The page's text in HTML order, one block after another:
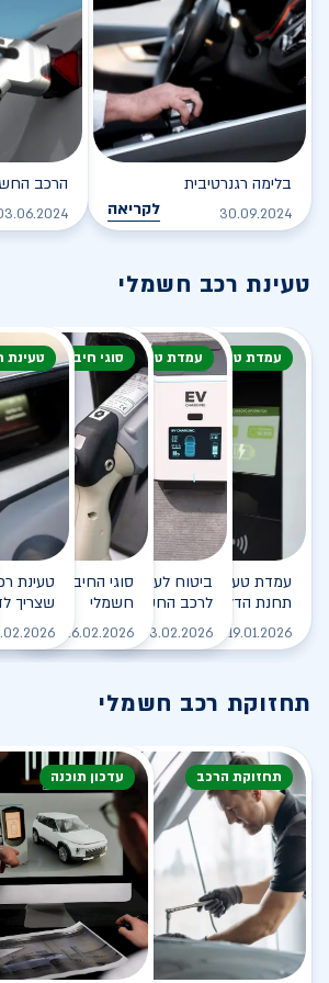
בלימה רגנרטיבית
30.09.2024 לקריאה
הרכב
טעינת רכב חשמלי
עמדת טעינה
עמדת טעינה - הסוף של
תחנת הדלק?
19.01.2026 לקריאה
עמדת טעינה
ביטוח לעמדת טעינה ביתית
לרכב החשמלי
03.02.2026 לקריאה
סוגי חיבור
סוגי החיבורים
חשמלי
26.02.2026
טעינת
טעינת
שצריך
תחזוקת רכב חשמלי
תחזוקת הרכב עדכון תוכנה